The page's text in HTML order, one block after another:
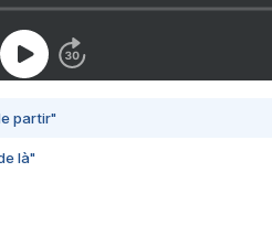
partir"
là"